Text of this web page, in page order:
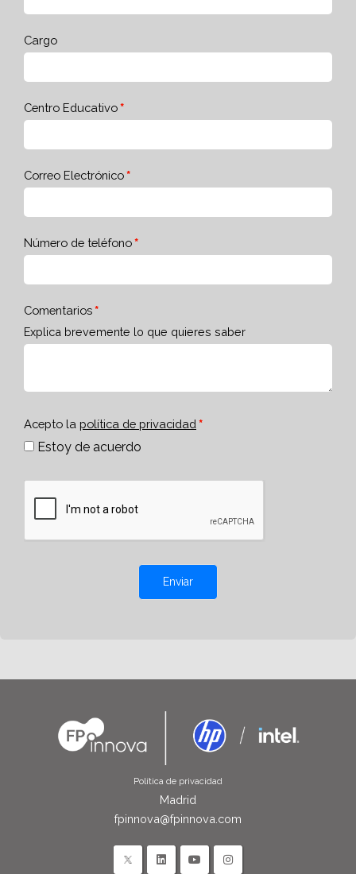
Cargo
Centro Educativo
Correo Electrónico
Número de teléfono
Comentarios
Explica brevemente lo que quieres saber
Acepto la política de privacidad
Estoy de acuerdo
Enviar
Política de privacidad
Madrid
fpinnova@fpinnova.com